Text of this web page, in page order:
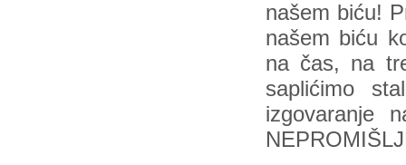
našem biću!
našem biću
na čas, na
saplićimo
izgovaranje